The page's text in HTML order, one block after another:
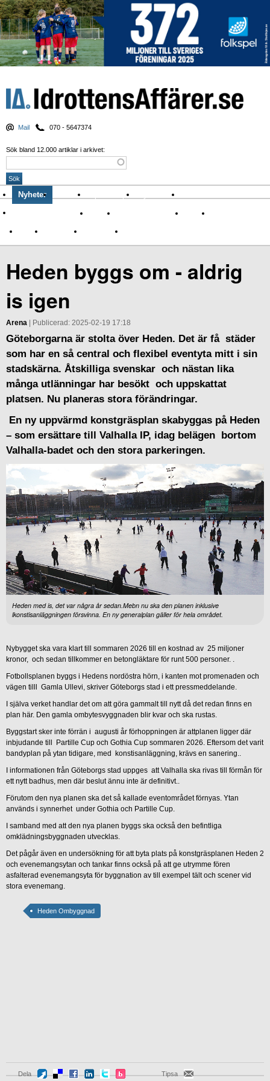
Mail 070 - 5647374
Sök bland 12.000 artiklar i arkivet:
Nyheter Krönikor Sport & spel Nyhetsbrev
Om Idrottens Affärer
Affärer I spåren av Corona Arena
Namn Sponsring TV-nyheter
Heden byggs om - aldrig
is igen
Arena | Publicerad: 2025-02-19 17:18
Göteborgarna är stolta över Heden. Det är få städer
som har en så central och flexibel eventyta mitt i sin
stadskärna. Åtskilliga svenskar och nästan lika
många utlänningar har besökt och uppskattat
platsen. Nu planeras stora förändringar.
En ny uppvärmd konstgräsplan skabyggas på Heden
– som ersättare till Valhalla IP, idag belägen bortom
Valhalla-badet och den stora parkeringen.
Heden med is, det var några år sedan.Mebn nu ska den planen inklusive
lkonstisanläggningen försvinna. En ny generalplan gäller för hela området.
Nybygget ska vara klart till sommaren 2026 till en kostnad av 25 miljoner
kronor, och sedan tillkommer en betongläktare för runt 500 personer. .
Fotbollsplanen byggs i Hedens nordöstra hörn, i kanten mot promenaden och
vägen tilll Gamla Ullevi, skriver Göteborgs stad i ett pressmeddelande.
I själva verket handlar det om att göra gammalt till nytt då det redan finns en
plan här. Den gamla ombytesvyggnaden blir kvar och ska rustas.
Byggstart sker inte förrän i augusti år förhoppningen är attplanen ligger där
inbjudande till Partille Cup och Gothia Cup sommaren 2026. Eftersom det varit
bandyplan på ytan tidigare, med konstisanläggning, krävs en sanering..
I informationen från Göteborgs stad uppges att Valhalla ska rivas till förmån för
ett nytt badhus, men där beslut ännu inte är definitivt..
Förutom den nya planen ska det så kallade eventområdet förnyas. Ytan
används i synnerhet under Gothia och Partille Cup.
I samband med att den nya planen byggs ska också den befintliga
omklädningsbyggnaden utvecklas.
Det pågår även en undersökning för att byta plats på konstgräsplanen Heden 2
och evenemangsytan och tankar finns också på att ge utrymme fören
asfalterad evenemangsyta för byggnation av till exempel tält och scener vid
stora evenemang.
Heden Ombyggnad
Dela Tipsa